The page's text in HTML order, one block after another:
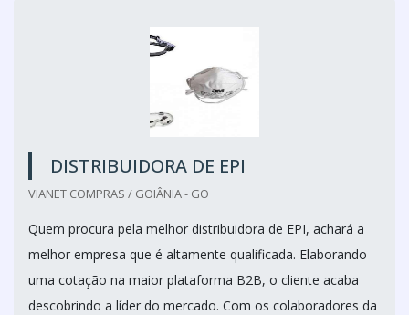
DISTRIBUIDORA DE EPI
VIANET COMPRAS / GOIÂNIA - GO
Quem procura pela melhor distribuidora de EPI, achará a
melhor empresa que é altamente qualificada. Elaborando
uma cotação na maior plataforma B2B, o cliente acaba
descobrindo a líder do mercado. Com os colaboradores da